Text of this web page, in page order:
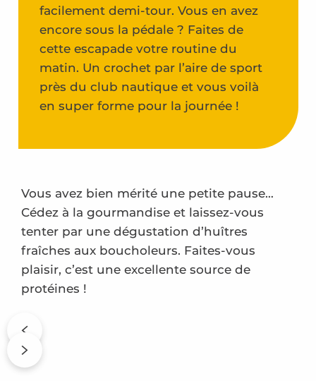
facilement demi-tour. Vous en avez
encore sous la pédale ? Faites de
cette escapade votre routine du
matin. Un crochet par l’aire de sport
près du club nautique et vous voilà
en super forme pour la journée !
Vous avez bien mérité une petite pause…
Cédez à la gourmandise et laissez-vous
tenter par une dégustation d’huîtres
fraîches aux boucholeurs. Faites-vous
plaisir, c’est une excellente source de
protéines !